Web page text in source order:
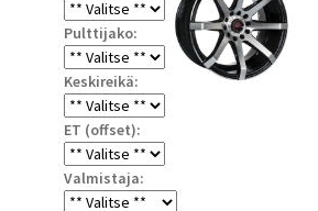
Pulttijako:
Keskireikä:
ET (offset):
Valmistaja: